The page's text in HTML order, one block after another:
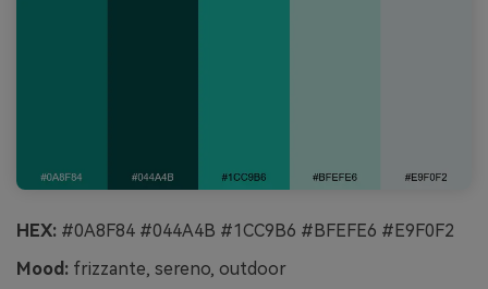
HEX: #0A8F84 #044A4B #1CC9B6 #BFEFE6 #E9F0F2
Mood: frizzante, sereno, outdoor